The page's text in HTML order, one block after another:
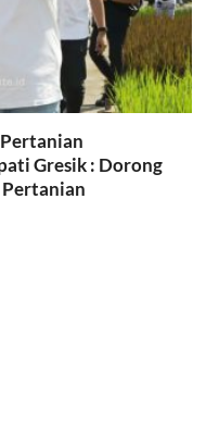
Gresik : Dorong
Pertanian